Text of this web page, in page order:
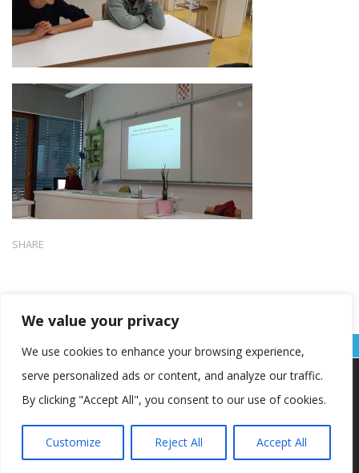
We value your privacy
We use cookies to enhance your browsing experience,
serve personalized ads or content, and analyze our traffic.
By clicking "Accept All", you consent to our use of cookies.
Customize Reject All Accept All
SHARE
Copyright © OŠ Kajzerica
Koristimo kolačiće kako bismo vam pružili najbolje iskustvo na
našoj web stranici.
Informacije o kolačićima koje koristimo ili opcije za
Prihvaćam